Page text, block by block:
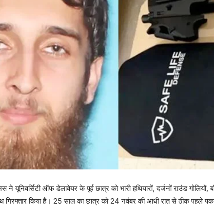
ने यूनिवर्सिटी ऑफ डेलावेयर के पूर्व छात्र को भारी हथियारों, दर्जनों राउंड
किया है। 25 साल का छात्र को 24 नवंबर की आधी रात से ठीक पहले